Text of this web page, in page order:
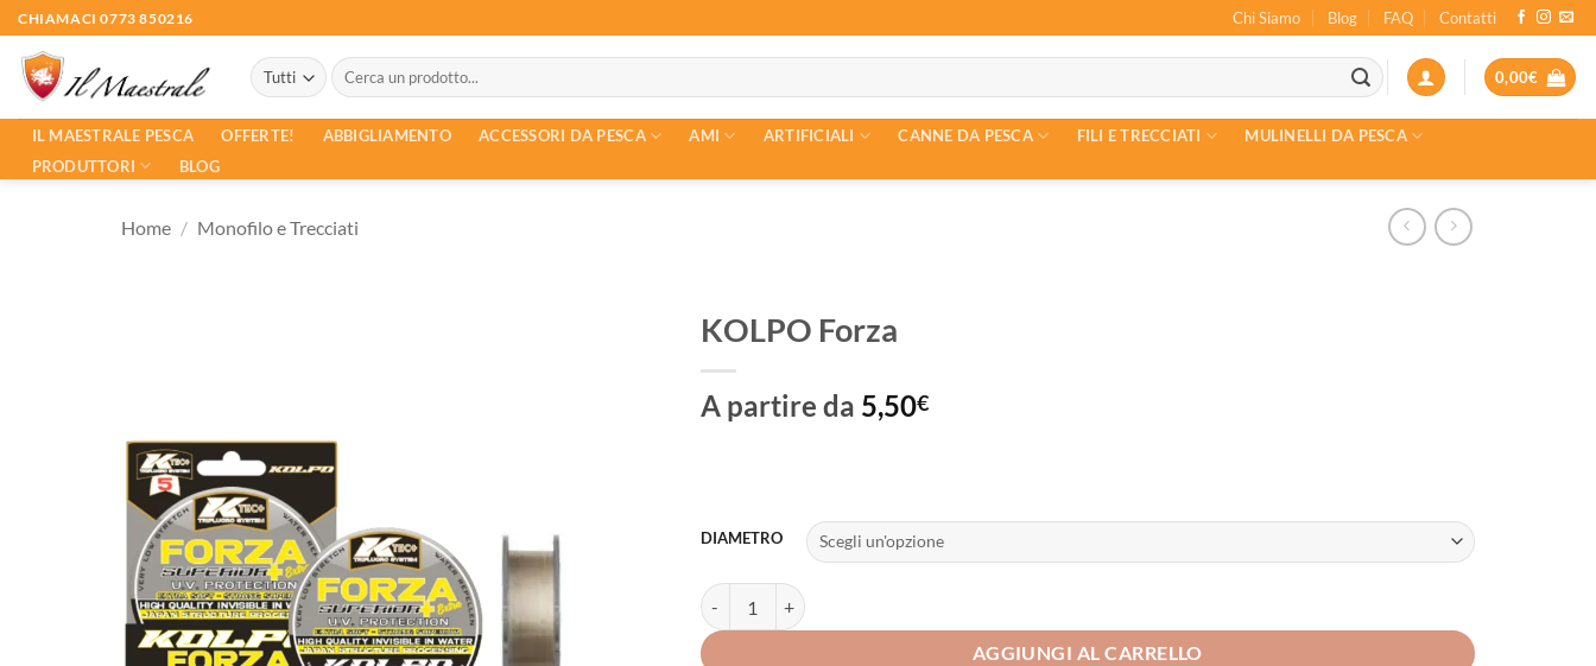
Salta
ai
contenuti
CHIAMACI 0773 850216 Chi Siamo Blog FAQ Contatti
Cerca:
0,00€
IL MAESTRALE PESCA OFFERTE! ABBIGLIAMENTO ACCESSORI DA PESCA AMI ARTIFICIALI CANNE DA PESCA FILI E TRECCIATI
MULINELLI DA PESCA
PRODUTTORI
BLOG
Home / Monofilo e Trecciati
KOLPO Forza
A partire da 5,50€
DIAMETRO
KOLPO Forza quantità
AGGIUNGI AL CARRELLO